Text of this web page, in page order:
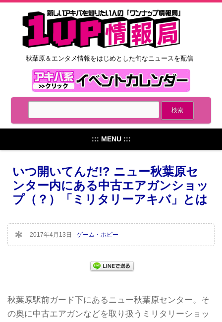
秋葉原＆エンタメ情報をはじめとした旬なニュースを配信
::: MENU :::
いつ開いてんだ!? ニュー秋葉原セ
ンター内にある中古エアガンショッ
プ（？）「ミリタリーアキバ」とは
2017年4月13日 ゲーム・ホビー
秋葉原駅前ガード下にあるニュー秋葉原センター。そ
の奥に中古エアガンなどを取り扱うミリタリーショッ